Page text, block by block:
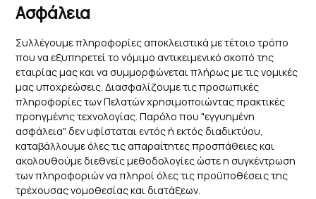
Ασφάλεια
Συλλέγουμε πληροφορίες αποκλειστικά με τέτοιο τρόπο
που να εξυπηρετεί το νόμιμο αντικειμενικό σκοπό της
εταιρίας μας και να συμμορφώνεται πλήρως με τις νομικές
μας υποχρεώσεις. Διασφαλίζουμε τις προσωπικές
πληροφορίες των Πελατών χρησιμοποιώντας πρακτικές
προηγμένης τεχνολογίας. Παρόλο που "εγγυημένη
ασφάλεια" δεν υφίσταται εντός ή εκτός διαδικτύου,
καταβάλλουμε όλες τις απαραίτητες προσπάθειες και
ακολουθούμε διεθνείς μεθοδολογίες ώστε η συγκέντρωση
των πληροφοριών να πληροί όλες τις προϋποθέσεις της
τρέχουσας νομοθεσίας και διατάξεων.